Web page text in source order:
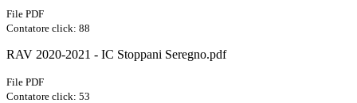
File PDF
Contatore click: 88
RAV 2020-2021 - IC Stoppani Seregno.pdf
File PDF
Contatore click: 53